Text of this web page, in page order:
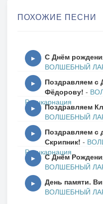
В самых дальних
В самых высших
И познал в деталях
Мира равновесие.
Припев:
Я с сонетами
Подружился очень
И отточенной
Всех врагов колю
ПОХОЖИЕ ПЕСНИ
▶ С Днём
ВОЛШЕБНЫЙ
▶
Поздравляем с
Фёдорову! -
Реинкарнация
▶ Поздравляем
ВОЛШЕБНЫЙ
▶
Поздравляем
Скрипник! -
Реинкарнация
▶ С Днём
ВОЛШЕБНЫЙ
▶ День памяти.
ВОЛШЕБНЫЙ